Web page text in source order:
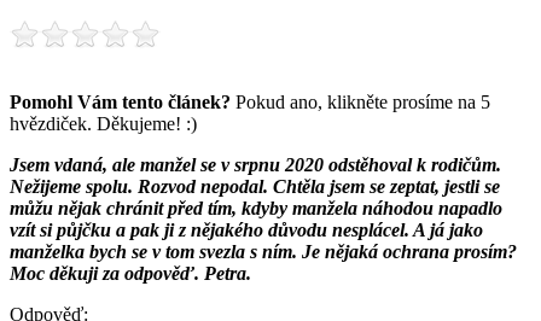
Pomohl Vám tento článek? Pokud ano, klikněte prosíme na 5
hvězdiček. Děkujeme! :)
Jsem vdaná, ale manžel se v srpnu 2020 odstěhoval k rodičům.
Nežijeme spolu. Rozvod nepodal. Chtěla jsem se zeptat, jestli se
můžu nějak chránit před tím, kdyby manžela náhodou napadlo
vzít si půjčku a pak ji z nějakého důvodu nesplácel. A já jako
manželka bych se v tom svezla s ním. Je nějaká ochrana prosím?
Moc děkuji za odpověď. Petra.
Odpověď: